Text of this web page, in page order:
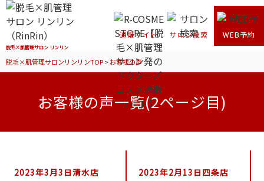
脱毛×肌管理サロン リンリン
通販サイト サロン検索 WEB予約
脱毛×肌管理サロンリンリンTOP>お客様の声
お客様の声一覧(2ページ目)
2023年3月3日清水店 2023年2月13日四条店